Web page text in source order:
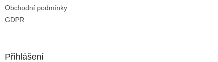
Obchodní podmínky
GDPR
Přihlášení